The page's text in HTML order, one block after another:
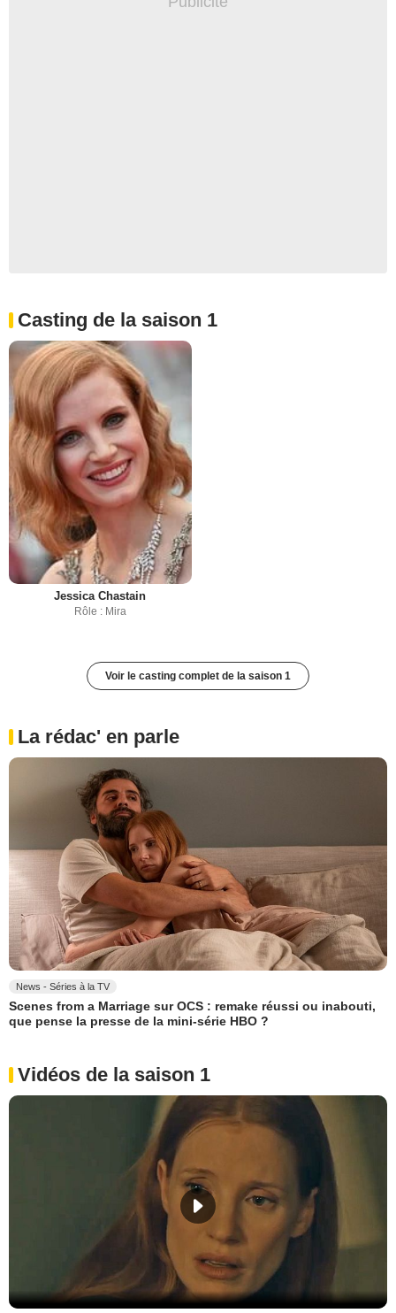
Casting de la saison 1
Jessica Chastain
Rôle : Mira
Voir le casting complet de la saison 1
La rédac' en parle
News - Séries à la TV
Scenes from a Marriage sur OCS : remake réussi ou inabouti,
que pense la presse de la mini-série HBO ?
Vidéos de la saison 1